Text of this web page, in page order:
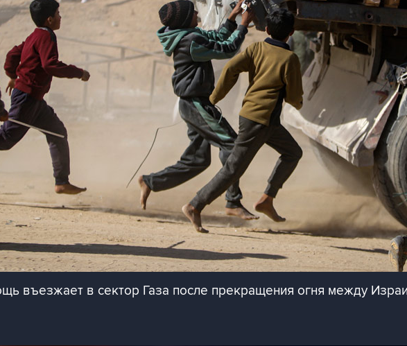
въезжает в сектор Газа после прекращения огня между